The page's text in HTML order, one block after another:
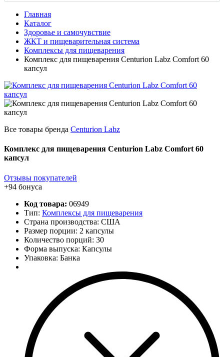
Главная
Каталог
Здоровье и самочувствие
ЖКТ и пищеварительная система
Комплексы для пищеварения
Комплекс для пищеварения Centurion Labz Comfort 60
капсул
Все товары бренда Centurion Labz
Комплекс для пищеварения Centurion Labz Comfort 60
капсул
Отзывы покупателей
+94 бонуса
Код товара: 06949
Тип: Комплексы для пищеварения
Страна производства: США
Размер порции: 2 капсулы
Количество порций: 30
Форма выпуска: Капсулы
Упаковка: Банка